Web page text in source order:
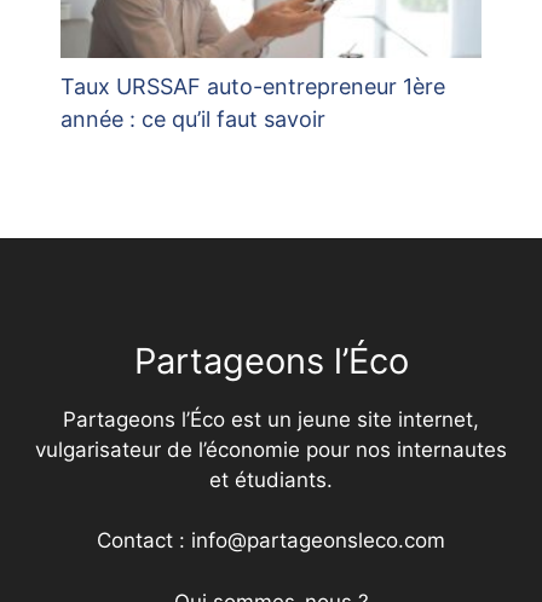
Taux URSSAF auto-entrepreneur 1ère
année : ce qu’il faut savoir
Partageons l’Éco
Partageons l’Éco est un jeune site internet,
vulgarisateur de l’économie pour nos internautes
et étudiants.
Contact : info@partageonsleco.com